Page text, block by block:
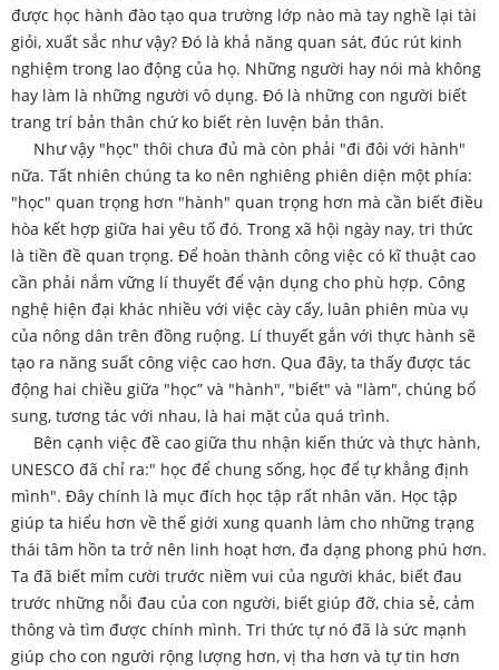
được học hành đào tạo qua trường lớp nào mà tay nghề lại tài
giỏi, xuất sắc như vậy? Đó là khả năng quan sát, đúc rút kinh
nghiệm trong lao động của họ. Những người hay nói mà không
hay làm là những người vô dụng. Đó là những con người biết
trang trí bản thân chứ ko biết rèn luvện bản thân.
Như vậy "học" thôi chưa đủ mà còn phải "đi đôi với hành"
nữa. Tất nhiên chúng ta ko nên nghiêng phiên diện một phía:
"học" quan trọng hơn "hành" quan trọng hơn mà cần biết điều
hòa kết hợp giữa hai yêu tố đó. Trong xã hội ngày nay, tri thức
là tiền đề quan trọng. Để hoàn thành công việc có kĩ thuật cao
cần phải nắm vững lí thuyết để vận dụng cho phù hợp. Công
nghệ hiện đại khác nhiều với việc cày cấy, luân phiên mùa vụ
của nông dân trên đồng ruộng. Lí thuyết gắn với thực hành sẽ
tạo ra năng suất công việc cao hơn. Qua đây, ta thấy được tác
động hai chiều giữa "học” và "hành", "biết" và "làm", chúng bổ
sung, tương tác với nhau, là hai mặt của quá trình.
Bên cạnh việc đề cao giữa thu nhận kiến thức và thực hành,
UNESCO đã chỉ ra:" học để chung sống, học để tự khẳng định
mình". Đây chính là mục đích học tập rất nhân văn. Học tập
giúp ta hiểu hơn về thế giới xung quanh làm cho những trạng
thái tâm hồn ta trở nên linh hoạt hơn, đa dạng phong phú hơn.
Ta đã biết mỉm cười trước niềm vui của người khác, biết đau
trước những nỗi đau của con người, biết giúp đỡ, chia sẻ, cảm
thông và tìm được chính mình. Tri thức tự nó đã là sức mạnh
giúp cho con người rộng lượng hơn, vị tha hơn và tự tin hơn